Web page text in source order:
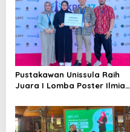
Track
Pustakawan Unissula Raih
Juara I Lomba Poster Ilmiah